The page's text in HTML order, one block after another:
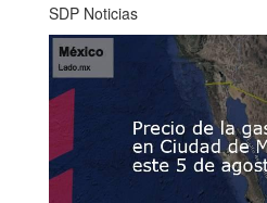
SDP Noticias